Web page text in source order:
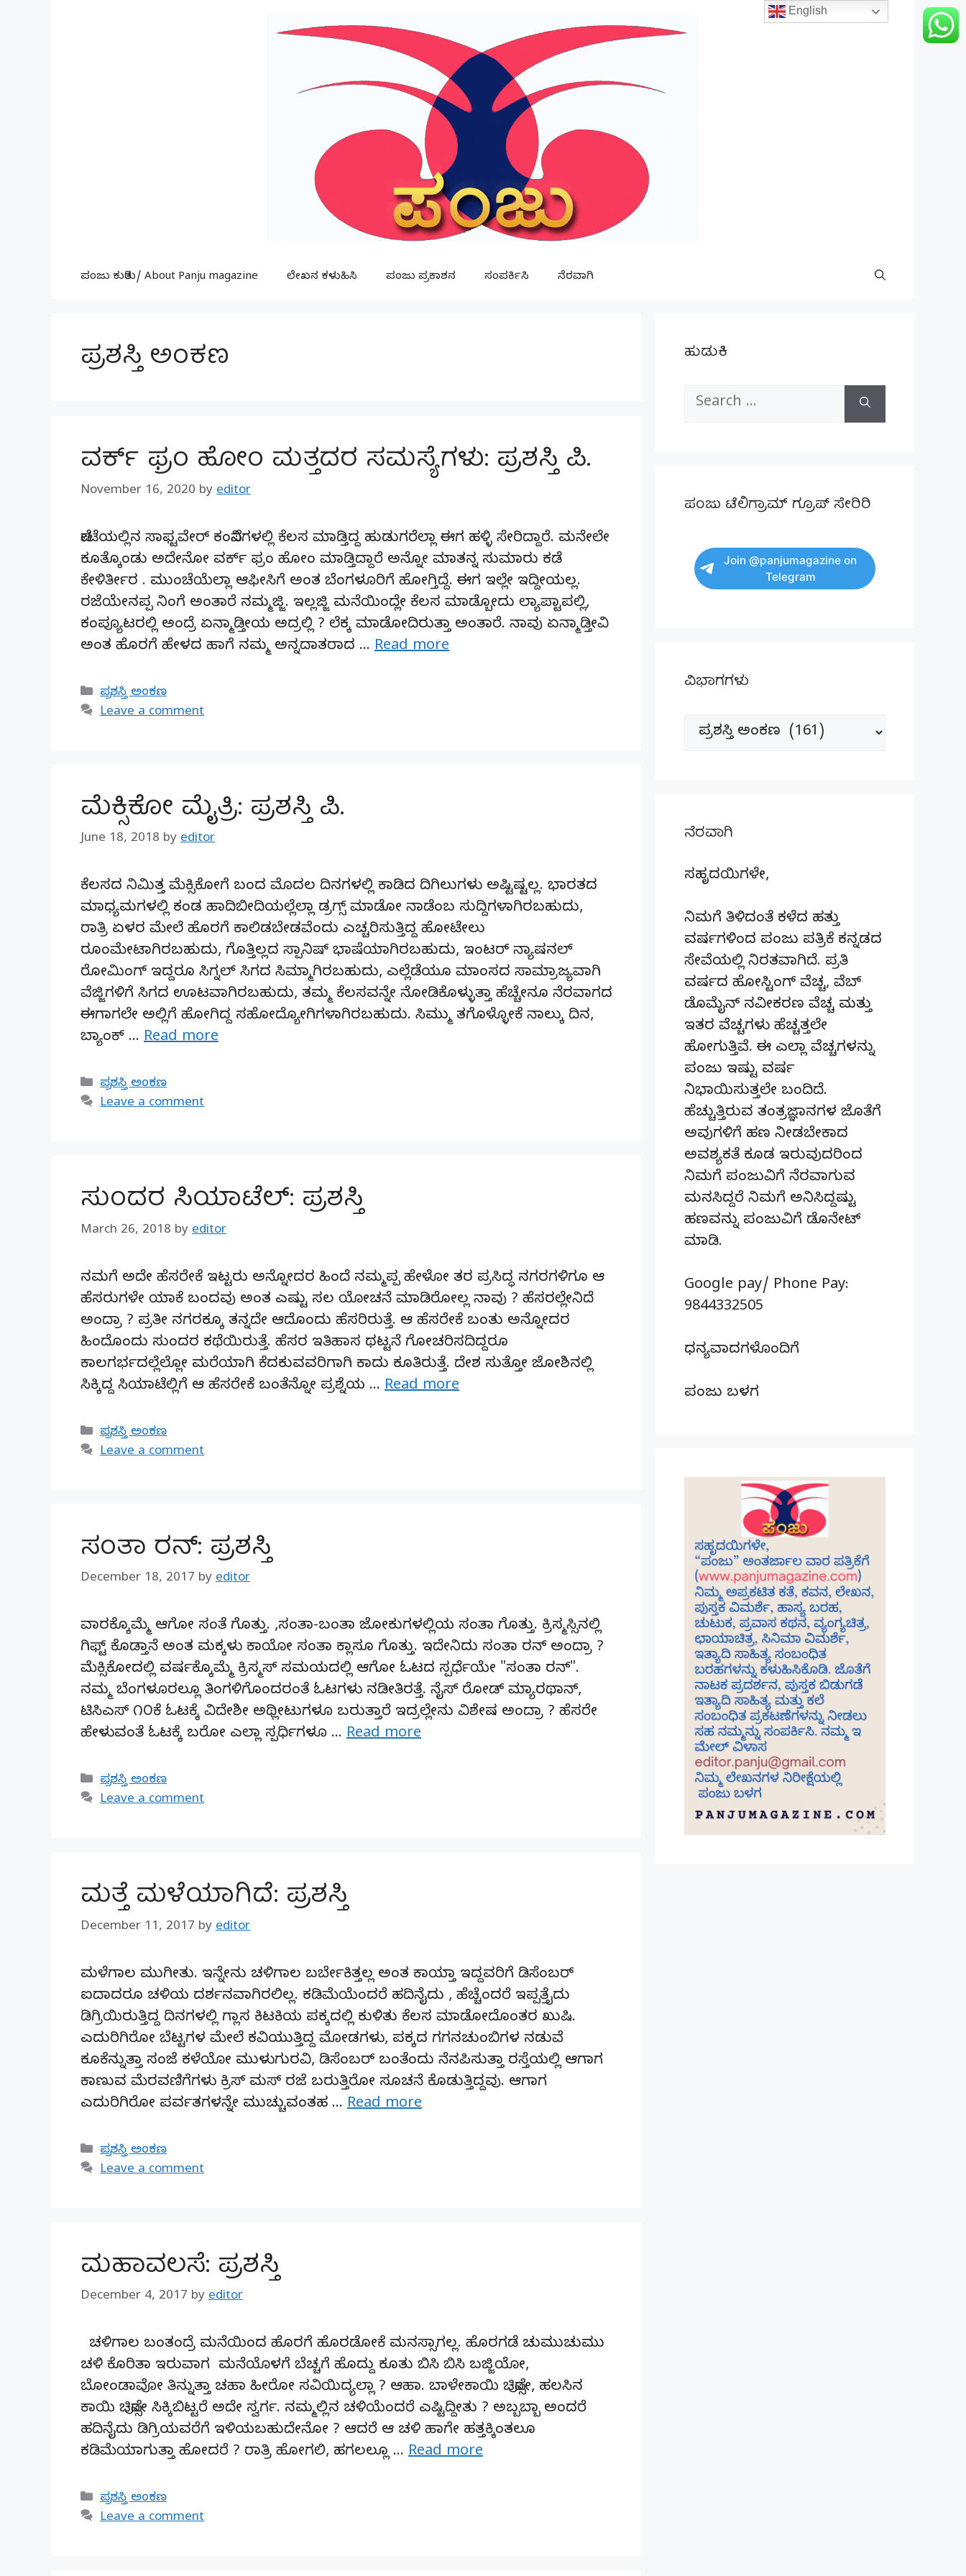
ಪಂಜು ಕುರಿತು/ About Panju magazine ಲೇಖನ ಕಳುಹಿಸಿ ಪಂಜು ಪ್ರಕಾಶನ ಸಂಪರ್ಕಿಸಿ ನೆರವಾಗಿ
ಪ್ರಶಸ್ತಿ ಅಂಕಣ
ವರ್ಕ್ ಫ್ರಂ ಹೋಂ ಮತ್ತದರ ಸಮಸ್ಯೆಗಳು: ಪ್ರಶಸ್ತಿ ಪಿ.
November 16, 2020 by editor
ಪೇಟೆಯಲ್ಲಿನ ಸಾಫ್ಟವೇರ್ ಕಂಪೆನಿಗಳಲ್ಲಿ ಕೆಲಸ ಮಾಡ್ತಿದ್ದ ಹುಡುಗರೆಲ್ಲಾ ಈಗ ಹಳ್ಳಿ ಸೇರಿದ್ದಾರೆ. ಮನೇಲೇ
ಕೂತ್ಕೊಂಡು ಅದೇನೋ ವರ್ಕ್ ಫ್ರಂ ಹೋಂ ಮಾಡ್ತಿದ್ದಾರೆ ಅನ್ನೋ ಮಾತನ್ನ ಸುಮಾರು ಕಡೆ
ಕೇಳಿರ್ತೀರ . ಮುಂಚೆಯೆಲ್ಲಾ ಆಫೀಸಿಗೆ ಅಂತ ಬೆಂಗಳೂರಿಗೆ ಹೋಗ್ತಿದ್ದೆ. ಈಗ ಇಲ್ಲೇ ಇದ್ದೀಯಲ್ಲ.
ರಜೆಯೇನಪ್ಪ ನಿಂಗೆ ಅಂತಾರೆ ನಮ್ಮಜ್ಜಿ. ಇಲ್ಲಜ್ಜಿ ಮನೆಯಿಂದ್ಲೇ ಕೆಲಸ ಮಾಡ್ಬೋದು ಲ್ಯಾಪ್ಟಾಪಲ್ಲಿ,
ಕಂಪ್ಯೂಟರಲ್ಲಿ ಅಂದ್ರೆ ಏನ್ಮಾಡ್ತೀಯ ಅದ್ರಲ್ಲಿ ? ಲೆಕ್ಕ ಮಾಡೋದಿರುತ್ತಾ ಅಂತಾರೆ. ನಾವು ಏನ್ಮಾಡ್ತೀವಿ
ಅಂತ ಹೊರಗೆ ಹೇಳದ ಹಾಗೆ ನಮ್ಮ ಅನ್ನದಾತರಾದ … Read more
Categories
ಪ್ರಶಸ್ತಿ ಅಂಕಣ
Leave a comment
ಮೆಕ್ಸಿಕೋ ಮೈತ್ರಿ: ಪ್ರಶಸ್ತಿ ಪಿ.
June 18, 2018 by editor
ಕೆಲಸದ ನಿಮಿತ್ತ ಮೆಕ್ಸಿಕೋಗೆ ಬಂದ ಮೊದಲ ದಿನಗಳಲ್ಲಿ ಕಾಡಿದ ದಿಗಿಲುಗಳು ಅಷ್ಟಿಷ್ಟಲ್ಲ. ಭಾರತದ
ಮಾಧ್ಯಮಗಳಲ್ಲಿ ಕಂಡ ಹಾದಿಬೀದಿಯಲ್ಲೆಲ್ಲಾ ಡ್ರಗ್ಸ್ ಮಾಡೋ ನಾಡೆಂಬ ಸುದ್ದಿಗಳಾಗಿರಬಹುದು,
ರಾತ್ರಿ ಏಳರ ಮೇಲೆ ಹೊರಗೆ ಕಾಲಿಡಬೇಡವೆಂದು ಎಚ್ಚರಿಸುತ್ತಿದ್ದ ಹೋಟೇಲು
ರೂಂಮೇಟಾಗಿರಬಹುದು, ಗೊತ್ತಿಲ್ಲದ ಸ್ಪಾನಿಷ್ ಭಾಷೆಯಾಗಿರಬಹುದು, ಇಂಟರ್ ನ್ಯಾಷನಲ್
ರೋಮಿಂಗ್ ಇದ್ದರೂ ಸಿಗ್ನಲ್ ಸಿಗದ ಸಿಮ್ಮಾಗಿರಬಹುದು, ಎಲ್ಲೆಡೆಯೂ ಮಾಂಸದ ಸಾಮ್ರಾಜ್ಯವಾಗಿ
ವೆಜ್ಜಿಗಳಿಗೆ ಸಿಗದ ಊಟವಾಗಿರಬಹುದು, ತಮ್ಮ ಕೆಲಸವನ್ನೇ ನೋಡಿಕೊಳ್ಳುತ್ತಾ ಹೆಚ್ಚೇನೂ ನೆರವಾಗದ
ಈಗಾಗಲೇ ಅಲ್ಲಿಗೆ ಹೋಗಿದ್ದ ಸಹೋದ್ಯೋಗಿಗಳಾಗಿರಬಹುದು. ಸಿಮ್ಮು ತಗೊಳ್ಳೋಕೆ ನಾಲ್ಕು ದಿನ,
ಬ್ಯಾಂಕ್ … Read more
Categories
ಪ್ರಶಸ್ತಿ ಅಂಕಣ
Leave a comment
ಸುಂದರ ಸಿಯಾಟೆಲ್: ಪ್ರಶಸ್ತಿ
March 26, 2018 by editor
ನಮಗೆ ಅದೇ ಹೆಸರೇಕೆ ಇಟ್ಟರು ಅನ್ನೋದರ ಹಿಂದೆ ನಮ್ಮಪ್ಪ ಹೇಳೋ ತರ ಪ್ರಸಿದ್ಧ ನಗರಗಳಿಗೂ ಆ
ಹೆಸರುಗಳೇ ಯಾಕೆ ಬಂದವು ಅಂತ ಎಷ್ಟು ಸಲ ಯೋಚನೆ ಮಾಡಿರೋಲ್ಲ ನಾವು ? ಹೆಸರಲ್ಲೇನಿದೆ
ಅಂದ್ರಾ ? ಪ್ರತೀ ನಗರಕ್ಕೂ ತನ್ನದೇ ಆದೊಂದು ಹೆಸರಿರುತ್ತೆ. ಆ ಹೆಸರೇಕೆ ಬಂತು ಅನ್ನೋದರ
ಹಿಂದೊಂದು ಸುಂದರ ಕಥೆಯಿರುತ್ತೆ. ಹೆಸರ ಇತಿಹಾಸ ಥಟ್ಟನೆ ಗೋಚರಿಸದಿದ್ದರೂ
ಕಾಲಗರ್ಭದಲ್ಲೆಲ್ಲೋ ಮರೆಯಾಗಿ ಕೆದಕುವವರಿಗಾಗಿ ಕಾದು ಕೂತಿರುತ್ತೆ. ದೇಶ ಸುತ್ತೋ ಜೋಶಿನಲ್ಲಿ
ಸಿಕ್ಕಿದ್ದ ಸಿಯಾಟೆಲ್ಲಿಗೆ ಆ ಹೆಸರೇಕೆ ಬಂತೆನ್ನೋ ಪ್ರಶ್ನೆಯ … Read more
Categories
ಪ್ರಶಸ್ತಿ ಅಂಕಣ
Leave a comment
ಸಂತಾ ರನ್: ಪ್ರಶಸ್ತಿ
December 18, 2017 by editor
ವಾರಕ್ಕೊಮ್ಮೆ ಆಗೋ ಸಂತೆ ಗೊತ್ತು. ,ಸಂತಾ-ಬಂತಾ ಜೋಕುಗಳಲ್ಲಿಯ ಸಂತಾ ಗೊತ್ತು. ಕ್ರಿಸ್ಮಸ್ಸಿನಲ್ಲಿ
ಗಿಫ್ಟ್ ಕೊಡ್ತಾನೆ ಅಂತ ಮಕ್ಕಳು ಕಾಯೋ ಸಂತಾ ಕ್ಲಾಸೂ ಗೊತ್ತು. ಇದೇನಿದು ಸಂತಾ ರನ್ ಅಂದ್ರಾ ?
ಮೆಕ್ಸಿಕೋದಲ್ಲಿ ವರ್ಷಕ್ಕೊಮ್ಮೆ ಕ್ರಿಸ್ಮಸ್ ಸಮಯದಲ್ಲಿ ಆಗೋ ಓಟದ ಸ್ಪರ್ಧೆಯೇ "ಸಂತಾ ರನ್".
ನಮ್ಮ ಬೆಂಗಳೂರಲ್ಲೂ ತಿಂಗಳಿಗೊಂದರಂತೆ ಓಟಗಳು ನಡೀತಿರತ್ತೆ. ನೈಸ್ ರೋಡ್ ಮ್ಯಾರಥಾನ್,
ಟಿಸಿಎಸ್ ೧೦ಕೆ ಓಟಕ್ಕೆ ವಿದೇಶೀ ಅಥ್ಲೀಟುಗಳೂ ಬರುತ್ತಾರೆ ಇದ್ರಲ್ಲೇನು ವಿಶೇಷ ಅಂದ್ರಾ ? ಹೆಸರೇ
ಹೇಳುವಂತೆ ಓಟಕ್ಕೆ ಬರೋ ಎಲ್ಲಾ ಸ್ಪರ್ಧಿಗಳೂ … Read more
Categories
ಪ್ರಶಸ್ತಿ ಅಂಕಣ
Leave a comment
ಮತ್ತೆ ಮಳೆಯಾಗಿದೆ: ಪ್ರಶಸ್ತಿ
December 11, 2017 by editor
ಮಳೆಗಾಲ ಮುಗೀತು. ಇನ್ನೇನು ಚಳಿಗಾಲ ಬರ್ಬೇಕಿತ್ತಲ್ಲ ಅಂತ ಕಾಯ್ತಾ ಇದ್ದವರಿಗೆ ಡಿಸೆಂಬರ್
ಐದಾದರೂ ಚಳಿಯ ದರ್ಶನವಾಗಿರಲಿಲ್ಲ. ಕಡಿಮೆಯೆಂದರೆ ಹದಿನೈದು , ಹೆಚ್ಚೆಂದರೆ ಇಪ್ಪತ್ತೈದು
ಡಿಗ್ರಿಯಿರುತ್ತಿದ್ದ ದಿನಗಳಲ್ಲಿ ಗ್ಲಾಸ ಕಿಟಕಿಯ ಪಕ್ಕದಲ್ಲಿ ಕುಳಿತು ಕೆಲಸ ಮಾಡೋದೊಂತರ ಖುಷಿ.
ಎದುರಿಗಿರೋ ಬೆಟ್ಟಗಳ ಮೇಲೆ ಕವಿಯುತ್ತಿದ್ದ ಮೋಡಗಳು, ಪಕ್ಕದ ಗಗನಚುಂಬಿಗಳ ನಡುವೆ
ಕೂಕೆನ್ನುತ್ತಾ ಸಂಜೆ ಕಳೆಯೋ ಮುಳುಗುರವಿ, ಡಿಸೆಂಬರ್ ಬಂತೆಂದು ನೆನಪಿಸುತ್ತಾ ರಸ್ತೆಯಲ್ಲಿ ಆಗಾಗ
ಕಾಣುವ ಮೆರವಣಿಗೆಗಳು ಕ್ರಿಸ್ ಮಸ್ ರಜೆ ಬರುತ್ತಿರೋ ಸೂಚನೆ ಕೊಡುತ್ತಿದ್ದವು. ಆಗಾಗ
ಎದುರಿಗಿರೋ ಪರ್ವತಗಳನ್ನೇ ಮುಚ್ಚುವಂತಹ … Read more
Categories
ಪ್ರಶಸ್ತಿ ಅಂಕಣ
Leave a comment
ಮಹಾವಲಸೆ: ಪ್ರಶಸ್ತಿ
December 4, 2017 by editor
ಚಳಿಗಾಲ ಬಂತಂದ್ರೆ ಮನೆಯಿಂದ ಹೊರಗೆ ಹೊರಡೋಕೆ ಮನಸ್ಸಾಗಲ್ಲ. ಹೊರಗಡೆ ಚುಮುಚುಮು
ಚಳಿ ಕೊರಿತಾ ಇರುವಾಗ ಮನೆಯೊಳಗೆ ಬೆಚ್ಚಗೆ ಹೊದ್ದು ಕೂತು ಬಿಸಿ ಬಿಸಿ ಬಜ್ಜಿಯೋ,
ಬೋಂಡಾವೋ ತಿನ್ನುತ್ತಾ ಚಹಾ ಹೀರೋ ಸವಿಯಿದ್ಯಲ್ಲಾ ? ಆಹಾ. ಬಾಳೇಕಾಯಿ ಚಿಪ್ಸೋ, ಹಲಸಿನ
ಕಾಯಿ ಚಿಪ್ಸೋ ಸಿಕ್ಕಿಬಿಟ್ಟರೆ ಅದೇ ಸ್ವರ್ಗ. ನಮ್ಮಲ್ಲಿನ ಚಳಿಯೆಂದರೆ ಎಷ್ಟಿದ್ದೀತು ? ಅಬ್ಬಬ್ಬಾ ಅಂದರೆ
ಹದಿನೈದು ಡಿಗ್ರಿಯವರೆಗೆ ಇಳಿಯಬಹುದೇನೋ ? ಆದರೆ ಆ ಚಳಿ ಹಾಗೇ ಹತ್ತಕ್ಕಿಂತಲೂ
ಕಡಿಮೆಯಾಗುತ್ತಾ ಹೋದರೆ ? ರಾತ್ರಿ ಹೋಗಲಿ, ಹಗಲಲ್ಲೂ … Read more
Categories
ಪ್ರಶಸ್ತಿ ಅಂಕಣ
Leave a comment
ಹುಡುಕಿ
Search
ಪಂಜು ಟೆಲಿಗ್ರಾಮ್ ಗ್ರೂಪ್ ಸೇರಿರಿ
Join @panjumagazine on
Telegram
ವಿಭಾಗಗಳು
ವಿಭಾಗಗಳು
ನೆರವಾಗಿ
ಸಹೃದಯಿಗಳೇ,
ನಿಮಗೆ ತಿಳಿದಂತೆ ಕಳೆದ ಹತ್ತು
ವರ್ಷಗಳಿಂದ ಪಂಜು ಪತ್ರಿಕೆ ಕನ್ನಡದ
ಸೇವೆಯಲ್ಲಿ ನಿರತವಾಗಿದೆ. ಪ್ರತಿ
ವರ್ಷದ ಹೋಸ್ಟಿಂಗ್‌ ವೆಚ್ಚ, ವೆಬ್‌
ಡೊಮೈನ್‌ ನವೀಕರಣ ವೆಚ್ಚ ಮತ್ತು
ಇತರ ವೆಚ್ಚಗಳು ಹೆಚ್ಚತ್ತಲೇ
ಹೋಗುತ್ತಿವೆ. ಈ ಎಲ್ಲಾ ವೆಚ್ಚಗಳನ್ನು
ಪಂಜು ಇಷ್ಟು ವರ್ಷ
ನಿಭಾಯಿಸುತ್ತಲೇ ಬಂದಿದೆ.
ಹೆಚ್ಚುತ್ತಿರುವ ತಂತ್ರಜ್ಞಾನಗಳ ಜೊತೆಗೆ
ಅವುಗಳಿಗೆ ಹಣ ನೀಡಬೇಕಾದ
ಅವಶ್ಯಕತೆ ಕೂಡ ಇರುವುದರಿಂದ
ನಿಮಗೆ ಪಂಜುವಿಗೆ ನೆರವಾಗುವ
ಮನಸಿದ್ದರೆ ನಿಮಗೆ ಅನಿಸಿದ್ದಷ್ಟು
ಹಣವನ್ನು ಪಂಜುವಿಗೆ ಡೊನೇಟ್‌
ಮಾಡಿ.
Google pay/ Phone Pay:
9844332505
ಧನ್ಯವಾದಗಳೊಂದಿಗೆ
ಪಂಜು ಬಳಗ
English